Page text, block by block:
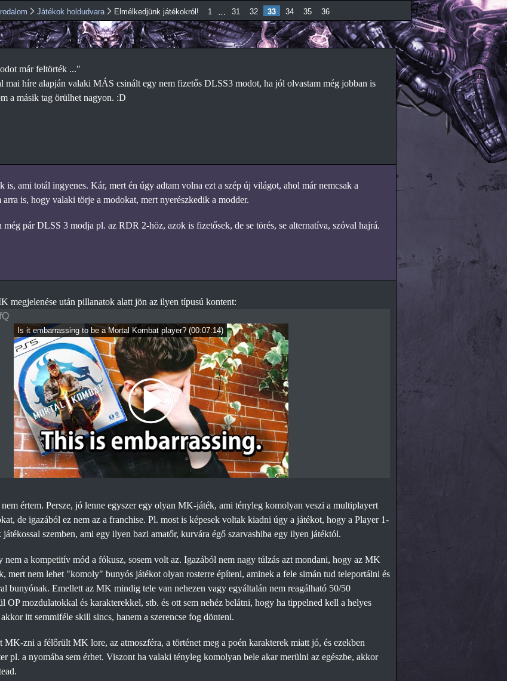
Ugrás a
tartalomra
Játékok holdudvara Elmélkedjünk játékokról! 1 … 31 32 33 34 35 36
már feltörték ..."
mai híre alapján valaki MÁS csinált egy nem fizetős DLSS3 modot, ha jól olvastam még jobban is
a másik tag örülhet nagyon. :D
is, ami totál ingyenes. Kár, mert én úgy adtam volna ezt a szép új világot, ahol már nemcsak a
arra is, hogy valaki törje a modokat, mert nyerészkedik a modder.
pár DLSS 3 modja pl. az RDR 2-höz, azok is fizetősek, de se törés, se alternatíva, szóval hajrá.
megjelenése után pillanatok alatt jön az ilyen típusú kontent:
Is it embarrassing to be a Mortal Kombat player?(00:07:14)
értem. Persze, jó lenne egyszer egy olyan MK-játék, ami tényleg komolyan veszi a multiplayert
de igazából ez nem az a franchise. Pl. most is képesek voltak kiadni úgy a játékot, hogy a Player 1-
szemben, ami egy ilyen bazi amatőr, kurvára égő szarvashiba egy ilyen játéktól.
nem a kompetitív mód a fókusz, sosem volt az. Igazából nem nagy túlzás azt mondani, hogy az MK
mert nem lehet "komoly" bunyós játékot olyan rosterre építeni, aminek a fele simán tud teleportálni és
bunyónak. Emellett az MK mindig tele van nehezen vagy egyáltalán nem reagálható 50/50
OP mozdulatokkal és karakterekkel, stb. és ott sem nehéz belátni, hogy ha tippelned kell a helyes
itt semmiféle skill sincs, hanem a szerencse fog dönteni.
MK-zni a félőrült MK lore, az atmoszféra, a történet meg a poén karakterek miatt jó, és ezekben
pl. a nyomába sem érhet. Viszont ha valaki tényleg komolyan bele akar merülni az egészbe, akkor